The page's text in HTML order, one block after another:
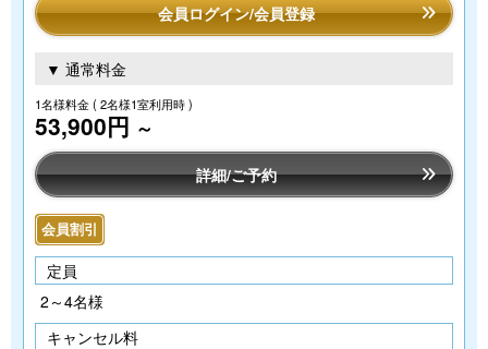
会員ログイン/会員登録
▼ 通常料金
1名様料金( 2名様1室利用時 )
53,900円 ～
詳細/ご予約
会員割引
定員
2～4名様
キャンセル料